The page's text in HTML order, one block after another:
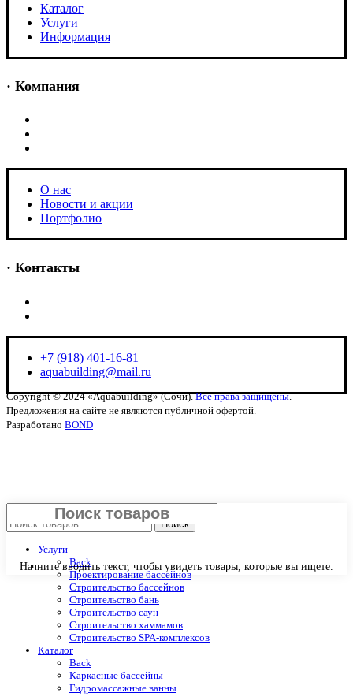
Каталог
Услуги
Информация
· Компания
O нас
Новости и акции
Портфолио
· Контакты
+7 (918) 401-16-81
aquabuilding@mail.ru
Copyright © 2024 «Aquabuilding» (Сочи).Все права защищены.
Предложения на сайте не являются публичной офертой.
Разработано BOND
Начните вводить текст, чтобы увидеть товары, которые вы ищете.
Поиск
Услуги
Back
Проектирование бассейнов
Строительство бассейнов
Строительство бань
Строительство саун
Строительство хаммамов
Строительство SPA-комплексов
Каталог
Back
Каркасные бассейны
Гидромассажные ванны